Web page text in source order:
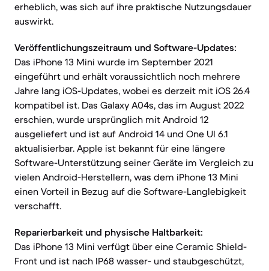
erheblich, was sich auf ihre praktische Nutzungsdauer
auswirkt.
Veröffentlichungszeitraum und Software-Updates:
Das iPhone 13 Mini wurde im September 2021
eingeführt und erhält voraussichtlich noch mehrere
Jahre lang iOS-Updates, wobei es derzeit mit iOS 26.4
kompatibel ist. Das Galaxy A04s, das im August 2022
erschien, wurde ursprünglich mit Android 12
ausgeliefert und ist auf Android 14 und One UI 6.1
aktualisierbar. Apple ist bekannt für eine längere
Software-Unterstützung seiner Geräte im Vergleich zu
vielen Android-Herstellern, was dem iPhone 13 Mini
einen Vorteil in Bezug auf die Software-Langlebigkeit
verschafft.
Reparierbarkeit und physische Haltbarkeit:
Das iPhone 13 Mini verfügt über eine Ceramic Shield-
Front und ist nach IP68 wasser- und staubgeschützt,